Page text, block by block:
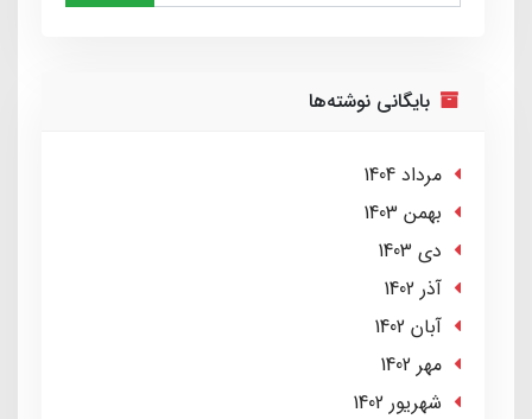
بایگانی نوشته‌ها
مرداد 1404
بهمن 1403
دی 1403
آذر 1402
آبان 1402
مهر 1402
شهریور 1402